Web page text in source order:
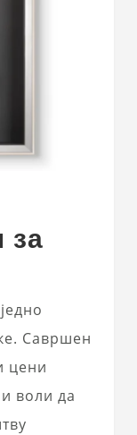
за
Савршен
цени
и воли да